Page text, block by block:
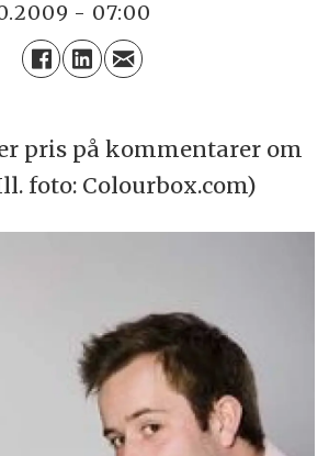
- 07:00
pris på kommentarer om
foto: Colourbox.com)